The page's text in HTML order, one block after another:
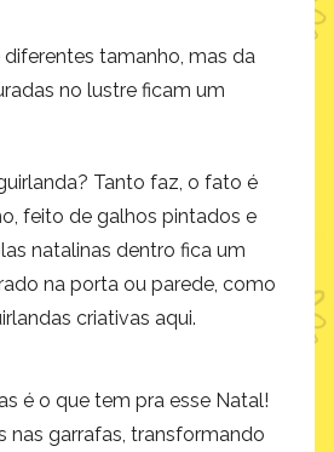
tamanho, mas da
no lustre ficam um
Tanto faz, o fato é
feito de galhos pintados e
natalinas dentro fica um
na porta ou parede, como
criativas aqui.
é o que tem pra esse Natal!
nas garrafas, transformando